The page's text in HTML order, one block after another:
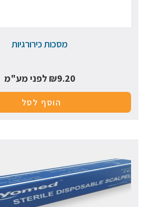
מסכות כירורגיות
₪9.20 לפני מע"מ
הוסף לסל